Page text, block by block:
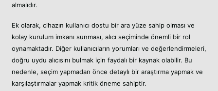
almalıdır.
Ek olarak, cihazın kullanıcı dostu bir ara yüze sahip olması ve
kolay kurulum imkanı sunması, alıcı seçiminde önemli bir rol
oynamaktadır. Diğer kullanıcıların yorumları ve değerlendirmeleri,
doğru uydu alıcısını bulmak için faydalı bir kaynak olabilir. Bu
nedenle, seçim yapmadan önce detaylı bir araştırma yapmak ve
karşılaştırmalar yapmak kritik öneme sahiptir.